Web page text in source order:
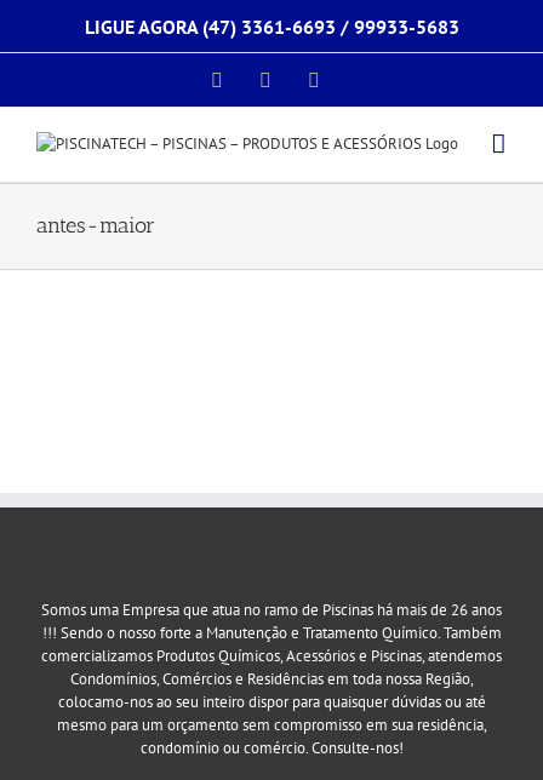
o
LIGUE AGORA (47) 3361-6693 / 99933-5683
FacebookInstagram
antes-maior
Somos uma Empresa que atua no ramo de Piscinas há mais de 26 anos
!!! Sendo o nosso forte a Manutenção e Tratamento Químico. Também
comercializamos Produtos Químicos, Acessórios e Piscinas, atendemos
Condomínios, Comércios e Residências em toda nossa Região,
colocamo-nos ao seu inteiro dispor para quaisquer dúvidas ou até
mesmo para um orçamento sem compromisso em sua residência,
condomínio ou comércio. Consulte-nos!